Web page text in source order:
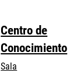
Centro de
Conocimiento
Sala